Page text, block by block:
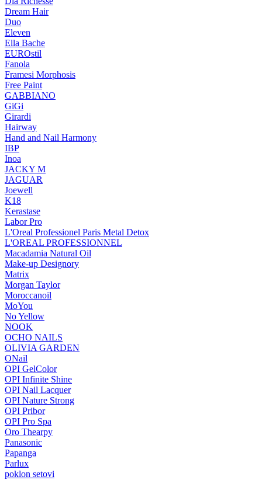
Dream Hair
Duo
Eleven
Ella Bache
EUROstil
Fanola
Framesi Morphosis
Free Paint
GABBIANO
GiGi
Girardi
Hairway
Hand and Nail Harmony
IBP
Inoa
JACKY M
JAGUAR
Joewell
K18
Kerastase
Labor Pro
L'Oreal Professionel Paris Metal Detox
L'OREAL PROFESSIONNEL
Macadamia Natural Oil
Make-up Designory
Matrix
Morgan Taylor
Moroccanoil
MoYou
No Yellow
NOOK
OCHO NAILS
OLIVIA GARDEN
ONail
OPI GelColor
OPI Infinite Shine
OPI Nail Lacquer
OPI Nature Strong
OPI Pribor
OPI Pro Spa
Oro Thearpy
Panasonic
Papanga
Parlux
poklon setovi